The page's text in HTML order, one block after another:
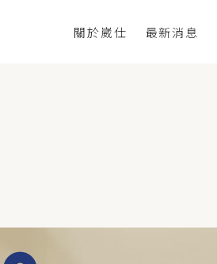
關於崴仕 最新消息